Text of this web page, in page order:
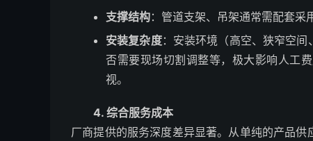
支撑结构：管道支架、吊架通常需配套采
安装复杂度：安装环境（高空、狭窄空
否需要现场切割调整等，极大影响人工
视。
4. 综合服务成本
厂商提供的服务深度差异显著。从单纯的产品